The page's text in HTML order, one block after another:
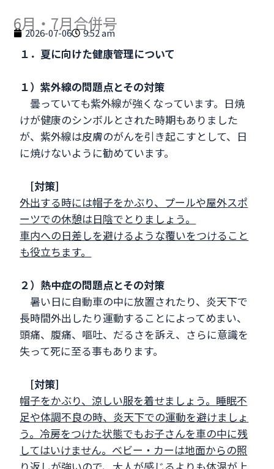
6月・7月合併号
2026-07-06 9:52 am
１．夏に向けた健康管理について
１）紫外線の問題点とその対策
曇っていても紫外線が強くなっています。日焼
けが健康のシンボルとされた時期もありました
が、紫外線は皮膚のがんを引き起こすとして、日
に焼けないように勧めています。
[対策]
外出する時には帽子をかぶり、プールや屋外スポ
ーツでの休憩は日陰でとりましょう。
車内への日差しを避けるような覆いをつけること
も役立ちます。
２）熱中症の問題点とその対策
暑い日に自動車の中に放置されたり、炎天下で
長時間外出したり運動することによってめまい、
頭痛、腹痛、嘔吐、だるさを訴え、さらに意識を
失って死に至る事もあります。
[対策]
帽子をかぶり、涼しい服を着せましょう。睡眠不
足や体調不良の時、炎天下での運動を避けましょ
う。冷房をつけた状態でもお子さんを車の中に残
してはいけません。ベビー・カーは地面からの照